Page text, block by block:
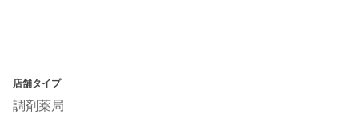
店舗タイプ
調剤薬局